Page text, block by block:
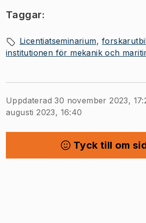
Taggar:
Licentiatseminarium
institutionen för mekanik och
Uppdaterad 30 november 2023,
augusti 2023, 16:40
Tyck till om